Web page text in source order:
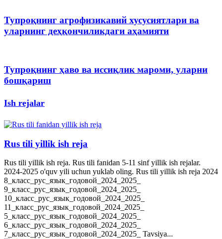
Тупроқнинг агрофизикавий хусусиятлари ва
уларнинг деҳқончиликдаги аҳамияти
Тупроқнинг ҳаво ва иссиқлик мароми, уларни
бошқариш
Ish rejalar
Rus tili yillik ish reja
Rus tili yillik ish reja. Rus tili fanidan 5-11 sinf yillik ish rejalar.
2024-2025 o'quv yili uchun yuklab oling. Rus tili yillik ish reja 2024
8_класс_рус_язык_годовой_2024_2025_
9_класс_рус_язык_годовой_2024_2025_
10_класс_рус_язык_годовой_2024_2025_
11_класс_рус_язык_годовой_2024_2025_
5_класс_рус_язык_годовой_2024_2025_
6_класс_рус_язык_годовой_2024_2025_
7_класс_рус_язык_годовой_2024_2025_ Tavsiya...